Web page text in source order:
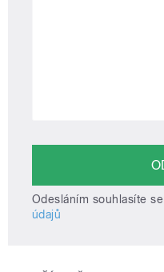
Odesláním souhlasíte se
údajů